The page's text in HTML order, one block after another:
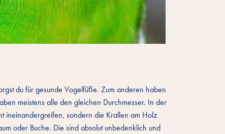
du für gesunde Vogelfüße. Zum anderen haben
meistens alle den gleichen Durchmesser. In der
ineinandergreifen, sondern die Krallen am Holz
oder Buche. Die sind absolut unbedenklich und